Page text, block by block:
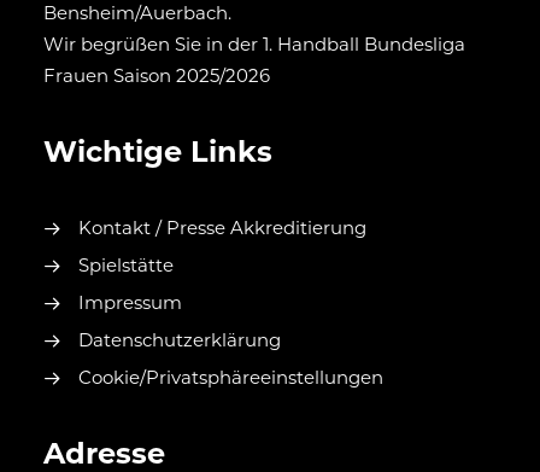
Bensheim/Auerbach.
Wir begrüßen Sie in der 1. Handball Bundesliga
Frauen Saison 2025/2026
Wichtige Links
Kontakt / Presse Akkreditierung
Spielstätte
Impressum
Datenschutzerklärung
Cookie/Privatsphäreeinstellungen
Adresse